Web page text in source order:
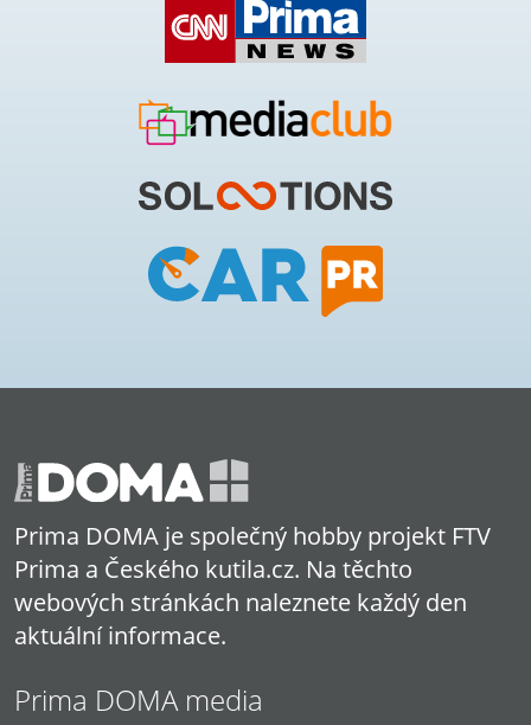
Prima DOMA je společný hobby projekt FTV
Prima a Českého kutila.cz. Na těchto
webových stránkách naleznete každý den
aktuální informace.
Prima DOMA media